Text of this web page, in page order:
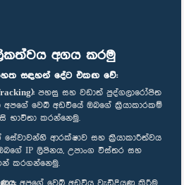
අගය කරමු
සඳහන් දේට එකඟ වේ:
පහසු සහ වඩාත් පුද්ගලාරෝපිත
වෙබ් අඩවියේ ඔබගේ ක්‍රියාකාරකම්
භාවිතා කරන්නෙමු.
සේවාවන්හි ආරක්ෂාව සහ ක්‍රියාකාරීත්වය
IP ලිපිනය, උපාංග විස්තර සහ
කරගන්නෙමු.